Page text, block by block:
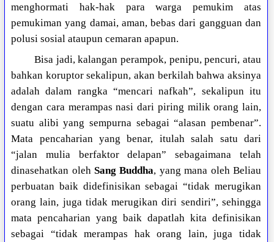
menghormati hak-hak para warga pemukim atas
pemukiman yang damai, aman, bebas dari gangguan dan
polusi sosial ataupun cemaran apapun.
Bisa jadi, kalangan perampok, penipu, pencuri, atau
bahkan koruptor sekalipun, akan berkilah bahwa aksinya
adalah dalam rangka “mencari nafkah”, sekalipun itu
dengan cara merampas nasi dari piring milik orang lain,
suatu alibi yang sempurna sebagai “alasan pembenar”.
Mata pencaharian yang benar, itulah salah satu dari
“jalan mulia berfaktor delapan” sebagaimana telah
dinasehatkan oleh Sang Buddha, yang mana oleh Beliau
perbuatan baik didefinisikan sebagai “tidak merugikan
orang lain, juga tidak merugikan diri sendiri”, sehingga
mata pencaharian yang baik dapatlah kita definisikan
sebagai “tidak merampas hak orang lain, juga tidak